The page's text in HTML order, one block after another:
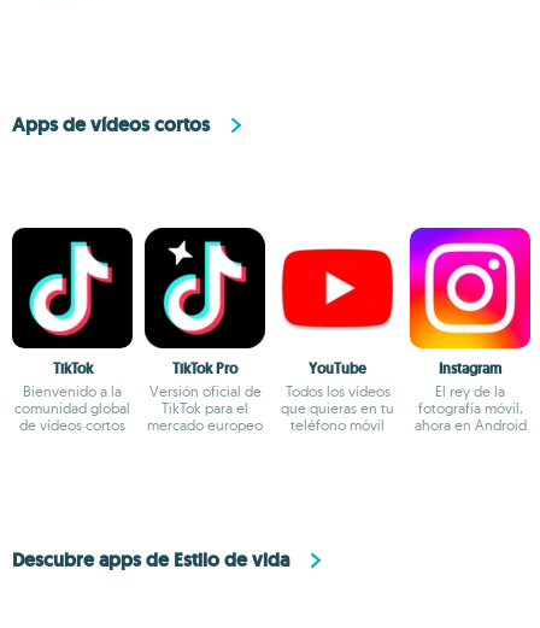
Apps de vídeos cortos
TikTok
Bienvenido a la
comunidad global
de vídeos cortos
TikTok Pro
Versión oficial de
TikTok para el
mercado europeo
YouTube
Todos los vídeos
que quieras en tu
teléfono móvil
Instagram
El rey de la
fotografía móvil,
ahora en Android
Descubre apps de Estilo de vida